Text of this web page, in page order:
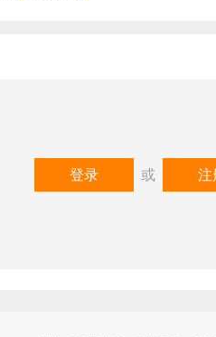
登录 或 注